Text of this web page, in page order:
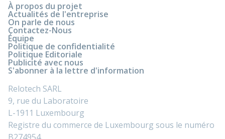
À propos du projet
Actualités de l'entreprise
On parle de nous
Contactez-Nous
Équipe
Politique de confidentialité
Politique Editoriale
Publicité avec nous
S'abonner à la lettre d'information
Relotech SARL
9, rue du Laboratoire
L-1911 Luxembourg
Registre du commerce de Luxembourg sous le numéro